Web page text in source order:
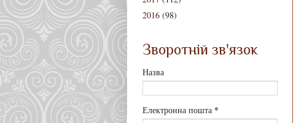
2016 (98)
Зворотній зв'язок
Назва
Електронна пошта *